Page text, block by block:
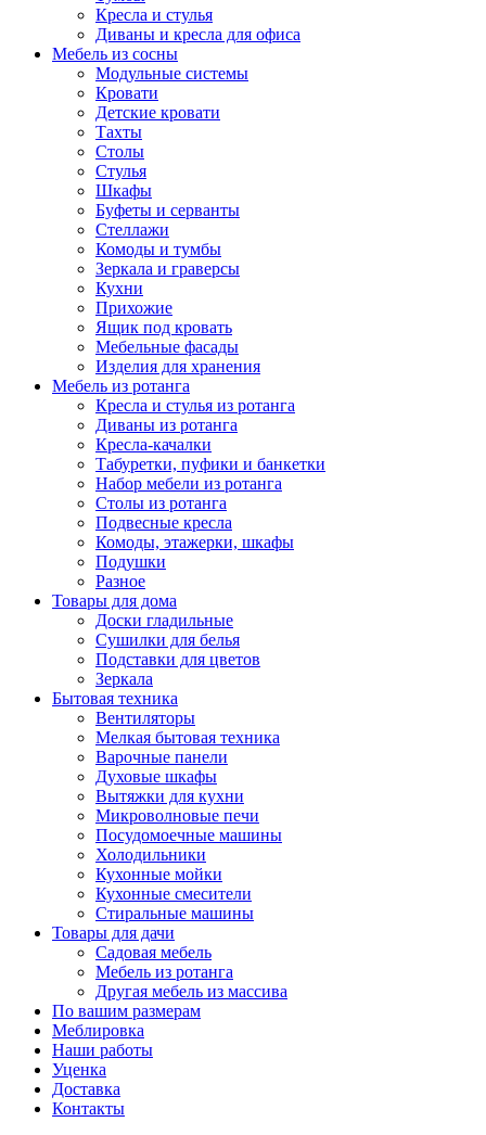
Кресла и стулья
Диваны и кресла для офиса
Мебель из сосны
Модульные системы
Кровати
Детские кровати
Тахты
Столы
Стулья
Шкафы
Буфеты и серванты
Стеллажи
Комоды и тумбы
Зеркала и граверсы
Кухни
Прихожие
Ящик под кровать
Мебельные фасады
Изделия для хранения
Мебель из ротанга
Кресла и стулья из ротанга
Диваны из ротанга
Кресла-качалки
Табуретки, пуфики и банкетки
Набор мебели из ротанга
Столы из ротанга
Подвесные кресла
Комоды, этажерки, шкафы
Подушки
Разное
Товары для дома
Доски гладильные
Сушилки для белья
Подставки для цветов
Зеркала
Бытовая техника
Вентиляторы
Мелкая бытовая техника
Варочные панели
Духовые шкафы
Вытяжки для кухни
Микроволновые печи
Посудомоечные машины
Холодильники
Кухонные мойки
Кухонные смесители
Стиральные машины
Товары для дачи
Садовая мебель
Мебель из ротанга
Другая мебель из массива
По вашим размерам
Меблировка
Наши работы
Уценка
Доставка
Контакты